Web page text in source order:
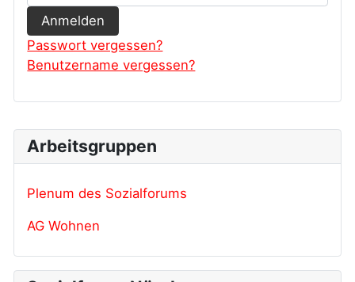
Arbeitsgruppen
Plenum des Sozialforums
AG Wohnen
Anmelden
Passwort vergessen?
Benutzername vergessen?